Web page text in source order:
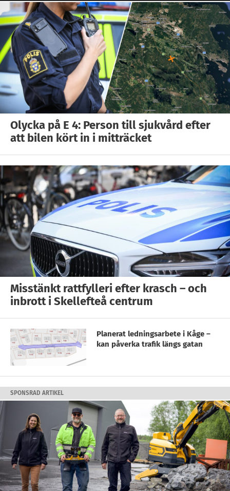
Olycka på E 4: Person till sjukvård efter
att bilen kört in i mitträcket
Misstänkt rattfylleri efter krasch – och
inbrott i Skellefteå centrum
Planerat ledningsarbete i Kåge –
kan påverka trafik längs gatan
SPONSRAD ARTIKEL